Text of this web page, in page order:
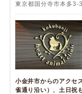
東京都国分寺市本多3-
小金井市からのアクセ
雀通り沿い）、土日祝